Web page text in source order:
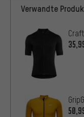
Verwandte